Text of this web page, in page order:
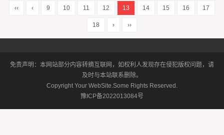
‹‹ ‹ 9 10 11 12 13 14 15 16 17
18 › ››
免责声明：本网站部分内容转摘互联网，如权利人发现存在侵犯版权问题，请
及时与本站联系删除。
Copyright Your WebSite.Some Rights Reserved.
豫ICP备2022013084号